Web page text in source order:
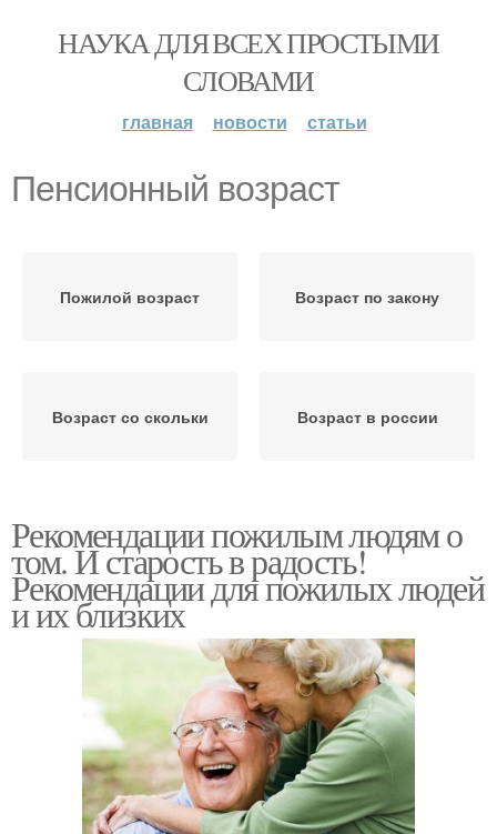
НАУКА ДЛЯ ВСЕХ ПРОСТЫМИ
СЛОВАМИ
главная новости статьи
Пенсионный возраст
Пожилой возраст Возраст по закону
Возраст со скольки Возраст в россии
Рекомендации пожилым людям о
том. И старость в радость!
Рекомендации для пожилых людей
и их близких